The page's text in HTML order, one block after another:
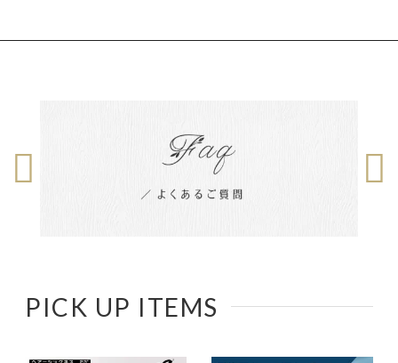
BLOG 2026,03,30
2026,06,23
2026敬老の日特集
PICK UP ITEMS